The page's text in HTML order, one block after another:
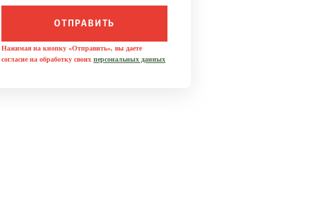
ОТПРАВИТЬ
Нажимая на кнопку «Отправить», вы даете
согласие на обработку своих персональных данных